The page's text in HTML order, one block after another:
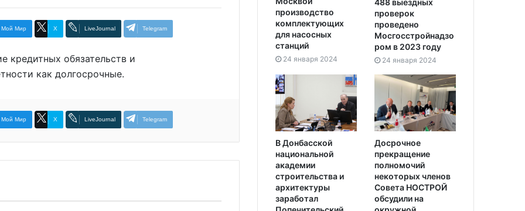
Мой Мир X LiveJournal Telegram
кредитных обязательств и
как долгосрочные.
Мой Мир X LiveJournal Telegram
производство
комплектующих
для насосных
станций
24 января 2024
488 выездных
проверок
проведено
Мосгосстройнадзо
ром в 2023 году
24 января 2024
В Донбасской
национальной
академии
строительства и
архитектуры
заработал
Досрочное
прекращение
полномочий
некоторых членов
Совета НОСТРОЙ
обсудили на